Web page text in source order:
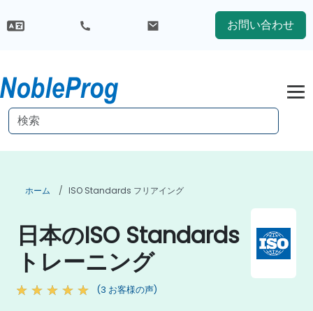
お問い合わせ
ホーム ISO Standards フリアイング
日本のISO Standards
トレーニング
(3 お客様の声)